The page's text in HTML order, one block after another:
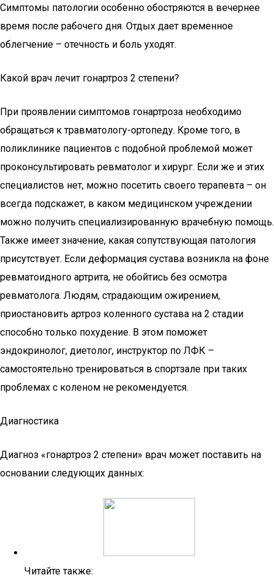
Симптомы патологии особенно обостряются в вечернее
время после рабочего дня. Отдых дает временное
облегчение – отечность и боль уходят.
Какой врач лечит гонартроз 2 степени?
При проявлении симптомов гонартроза необходимо
обращаться к травматологу-ортопеду. Кроме того, в
поликлинике пациентов с подобной проблемой может
проконсультировать ревматолог и хирург. Если же и этих
специалистов нет, можно посетить своего терапевта – он
всегда подскажет, в каком медицинском учреждении
можно получить специализированную врачебную помощь.
Также имеет значение, какая сопутствующая патология
присутствует. Если деформация сустава возникла на фоне
ревматоидного артрита, не обойтись без осмотра
ревматолога. Людям, страдающим ожирением,
приостановить артроз коленного сустава на 2 стадии
способно только похудение. В этом поможет
эндокринолог, диетолог, инструктор по ЛФК –
самостоятельно тренироваться в спортзале при таких
проблемах с коленом не рекомендуется.
Диагностика
Диагноз «гонартроз 2 степени» врач может поставить на
основании следующих данных:
Читайте также: